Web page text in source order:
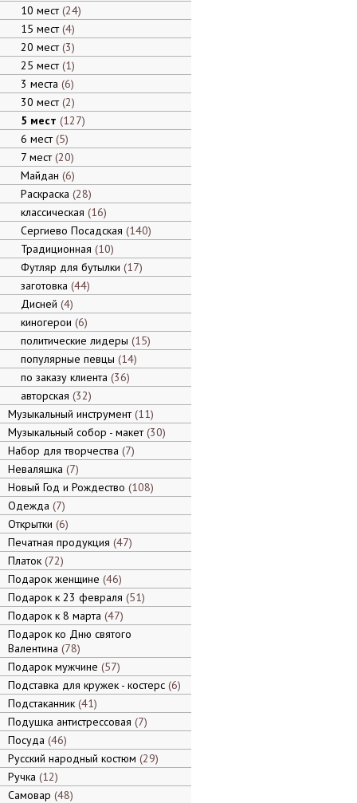
10 мест 24
15 мест 4
20 мест 3
25 мест 1
3 места 6
30 мест 2
5 мест 127
6 мест 5
7 мест 20
Майдан 6
Раскраска 28
классическая 16
Сергиево Посадская 140
Традиционная 10
Футляр для бутылки 17
заготовка 44
Дисней 4
киногерои 6
политические лидеры 15
популярные певцы 14
по заказу клиента 36
авторская 32
Музыкальный инструмент 11
Музыкальный собор - макет 30
Набор для творчества 7
Неваляшка 7
Новый Год и Рождество 108
Одежда 7
Открытки 6
Печатная продукция 47
Платок 72
Подарок женщине 46
Подарок к 23 февраля 51
Подарок к 8 марта 47
Подарок ко Дню святого
Валентина 78
Подарок мужчине 57
Подставка для кружек - костерс 6
Подстаканник 41
Подушка антистрессовая 7
Посуда 46
Русский народный костюм 29
Ручка 12
Самовар 48